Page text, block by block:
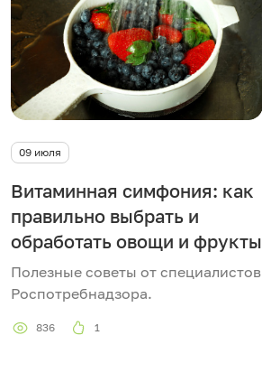
09 июля
Витаминная симфония: как
правильно выбрать и
обработать овощи и фрукты
Полезные советы от специалистов
Роспотребнадзора.
836 1